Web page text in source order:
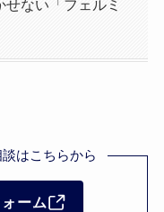
ない「フェルミ
はこちらから
ーム